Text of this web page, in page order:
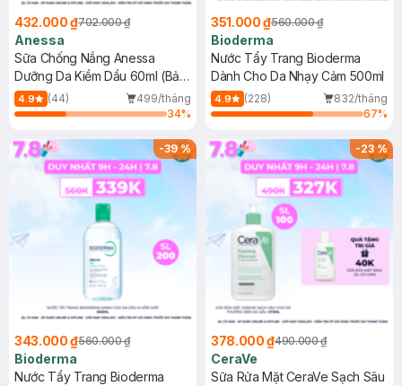
432.000 ₫702.000 ₫
Anessa
Sữa Chống Nắng Anessa
Dưỡng Da Kiềm Dầu 60ml (Bản
Mới)
4.9 (44)
499/tháng
34%
351.000 ₫560.000 ₫
Bioderma
Nước Tẩy Trang Bioderma
Dành Cho Da Nhạy Cảm 500ml
4.9 (228)
832/tháng
67%
-39%
343.000 ₫560.000 ₫
Bioderma
Nước Tẩy Trang Bioderma
-23%
378.000 ₫490.000 ₫
CeraVe
Sữa Rửa Mặt CeraVe Sạch Sâu